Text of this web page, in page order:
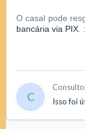
O casal pode
bancária via PIX.
C
Isso foi